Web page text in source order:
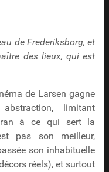
de Frederiksborg, et
des lieux, qui est
de Larsen gagne
limitant
à ce qui sert la
pas son meilleur,
son inhabituelle
réels), et surtout